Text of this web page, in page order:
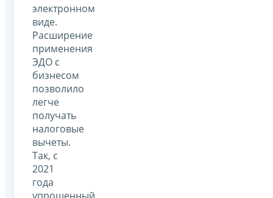
электронном
виде.
Расширение
применения
ЭДО с
бизнесом
позволило
легче
получать
налоговые
вычеты.
Так, с
2021
года
упрощенный